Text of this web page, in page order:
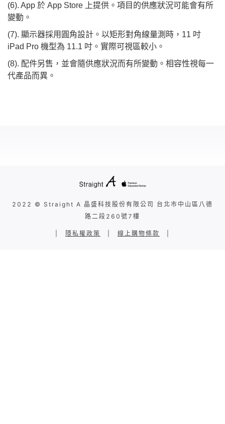
(6). App 於 App Store 上提供。項目的供應狀況可能會有所
變動。
(7). 顯示器採用圓角設計。以矩形對角線量測時，11 吋
iPad Pro 機型為 11.1 吋。實際可視區較小。
(8). 配件另售，並會隨供應狀況而有所變動。相容性視每一
代產品而異。
2022 © Straight A 晶盛科技股份有限公司 台北市中山區八德
路二段260號7樓
隱私權政策 線上購物條款